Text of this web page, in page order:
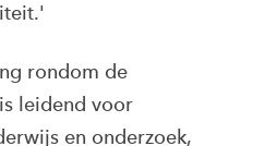
rondom de
leidend voor
en onderzoek,